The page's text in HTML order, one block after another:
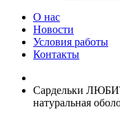
О нас
Новости
Условия работы
Контакты
Сардельки
натуральная